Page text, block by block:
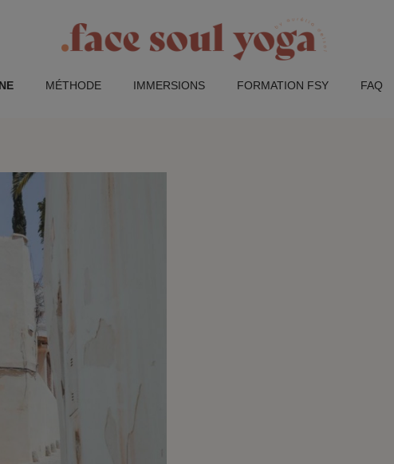
MÉTHODE IMMERSIONS FORMATION FSY FAQ